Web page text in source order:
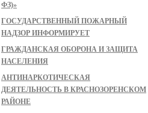
ФЗ)»
ГОСУДАРСТВЕННЫЙ ПОЖАРНЫЙ
НАДЗОР ИНФОРМИРУЕТ
ГРАЖДАНСКАЯ ОБОРОНА И ЗАЩИТА
НАСЕЛЕНИЯ
АНТИНАРКОТИЧЕСКАЯ
ДЕЯТЕЛЬНОСТЬ В КРАСНОЗОРЕНСКОМ
РАЙОНЕ